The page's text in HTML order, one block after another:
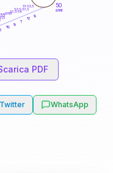
50
anni
51-52,5
52,5-53,5
53,5-54
8
17
7
8
15
55anni
PDF
Twitter WhatsApp